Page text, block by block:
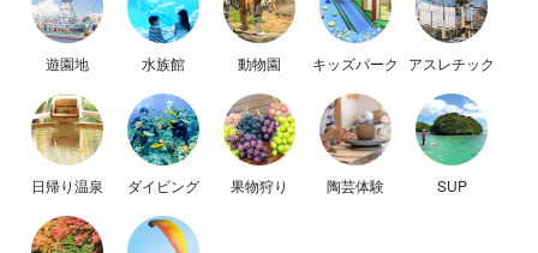
遊園地 水族館 動物園 キッズパーク アスレチック
日帰り温泉 ダイビング 果物狩り 陶芸体験 SUP